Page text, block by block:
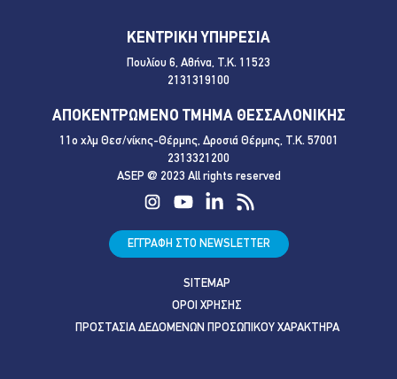
ΚΕΝΤΡΙΚΗ ΥΠΗΡΕΣΙΑ
Πουλίου 6, Αθήνα, Τ.Κ. 11523
2131319100
ΑΠΟΚΕΝΤΡΩΜΕΝΟ ΤΜΗΜΑ ΘΕΣΣΑΛΟΝΙΚΗΣ
11ο χλμ Θεσ/νίκης-Θέρμης, Δροσιά Θέρμης, Τ.Κ. 57001
2313321200
ASEP @ 2023 All rights reserved
ΕΓΓΡΑΦΗ ΣΤΟ NEWSLETTER
SITEMAP
ΟΡΟΙ ΧΡΗΣΗΣ
ΠΡΟΣΤΑΣΙΑ ΔΕΔΟΜΕΝΩΝ ΠΡΟΣΩΠΙΚΟΥ ΧΑΡΑΚΤΗΡΑ